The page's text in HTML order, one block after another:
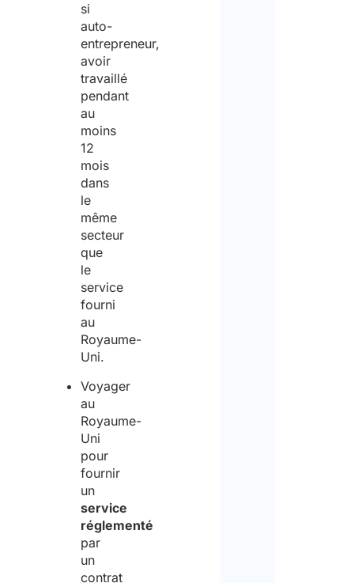
si
auto-
entrepreneur,
avoir
travaillé
pendant
au
moins
12
mois
dans
le
même
secteur
que
le
service
fourni
au
Royaume-
Uni.
Voyager
au
Royaume-
Uni
pour
fournir
un
service
réglementé
par
un
contrat